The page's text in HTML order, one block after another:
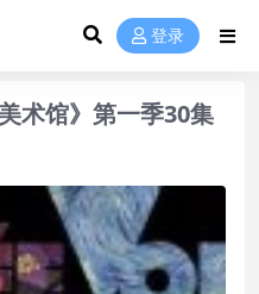
登录
术馆》第一季30集